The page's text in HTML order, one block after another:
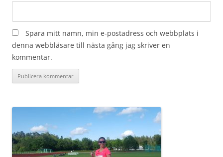
Spara mitt namn, min e-postadress och webbplats i
denna webbläsare till nästa gång jag skriver en
kommentar.